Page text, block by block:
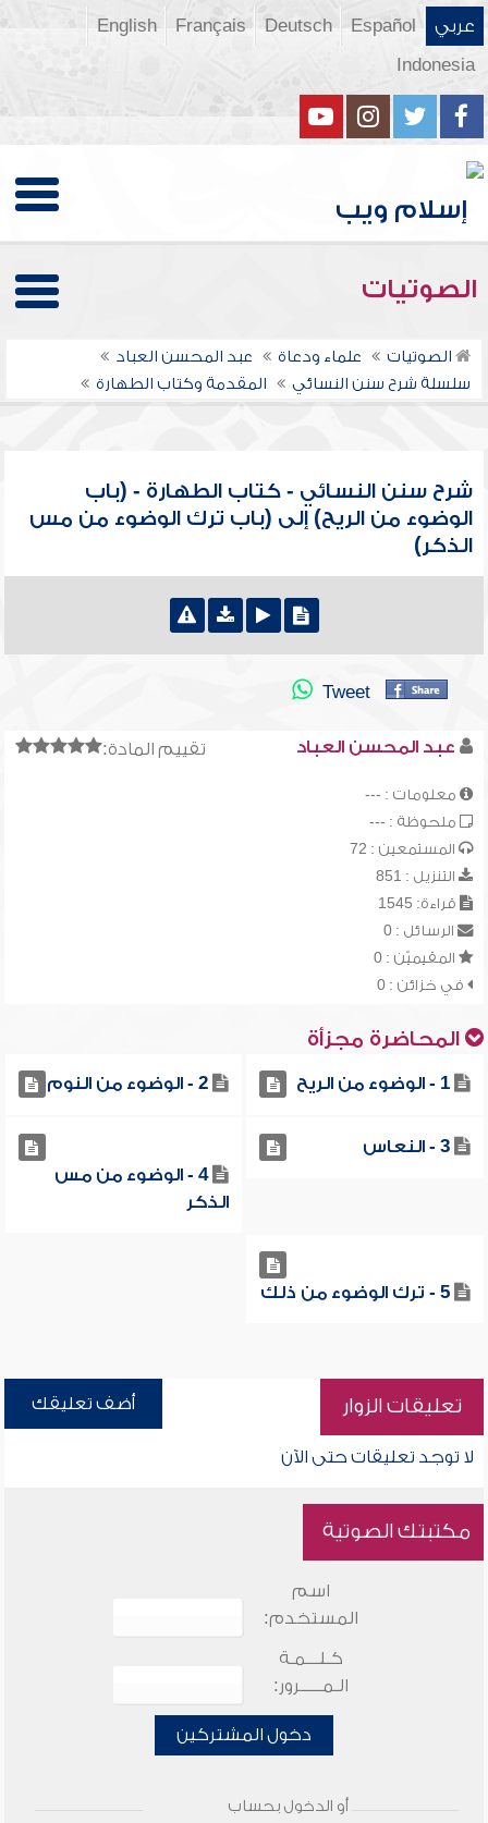
عربي Español
Deutsch
Français
English
Indonesia
الصوتيات
الصوتيات علماء ودعاة
عبد المحسن العباد
سلسلة شرح سنن النسائي
المقدمة وكتاب الطهارة
شرح سنن النسائي - كتاب الطهارة - (باب
الوضوء من الريح) إلى (باب ترك الوضوء من مس
الذكر)
Tweet
تقييم المادة: عبد المحسن العباد
معلومات : ---
ملحوظة : ---
المستمعين : 72
التنزيل : 851
قراءة: 1545
الرسائل : 0
المقيميّن : 0
في خزائن : 0
المحاضرة مجزأة
1 - الوضوء من الريح 2 - الوضوء من النوم
3 - النعاس
4 - الوضوء من مس
الذكر
5 - ترك الوضوء من ذلك
تعليقات الزوار أضف تعليقك
لا توجد تعليقات حتى الآن
مكتبتك الصوتية
اسم
المستخدم:
كـلـــمـة
الـمـــــرور:
دخول المشتركين
أو الدخول بحساب